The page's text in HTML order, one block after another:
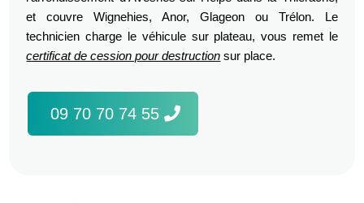
et couvre Wignehies, Anor, Glageon ou Trélon. Le
technicien charge le véhicule sur plateau, vous remet le
certificat de cession pour destruction sur place.
09 70 70 74 55